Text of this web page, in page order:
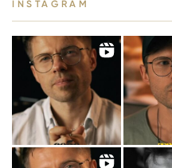
INSTAGRAM